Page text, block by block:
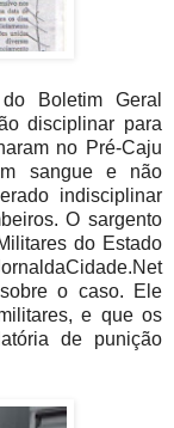
Boletim Geral
disciplinar para
no Pré-Caju
sangue e não
indisciplinar
O sargento
do Estado
o caso. Ele
e que os
de punição